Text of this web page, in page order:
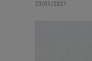
23/01/2021